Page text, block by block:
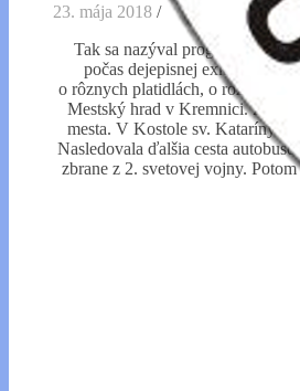
23. mája 2018 /
Tak sa nazýval program
počas dejepisnej exkurzie.
o rôznych platidlách, o rozvoji
Mestský hrad v Kremnici.
mesta. V Kostole sv. Kataríny
Nasledovala ďalšia cesta
zbrane z 2. svetovej vojny.